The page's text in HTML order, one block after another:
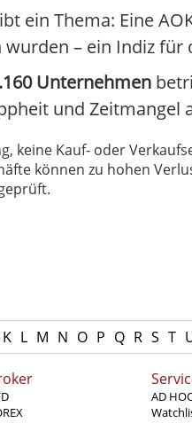
ein Thema: Eine
– ein Indiz
Unternehmen
und Zeitmangel
keine Kauf- oder
können zu hohen
K L M N O P Q R S T
AD